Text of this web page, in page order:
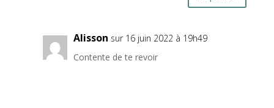
Alisson sur 16 juin 2022 à 19h49
Contente de te revoir